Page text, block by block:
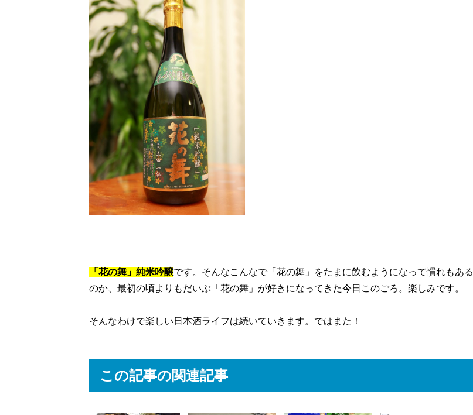
「花の舞」純米吟醸です。そんなこんなで「花の舞」をたまに飲むようになって慣れもある
のか、最初の頃よりもだいぶ「花の舞」が好きになってきた今日このごろ。楽しみです。
そんなわけで楽しい日本酒ライフは続いていきます。ではまた！
この記事の関連記事